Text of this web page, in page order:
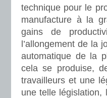
technique pour le
manufacture à la
gains de
l’allongement de la
automatique de la
cela se produise,
travailleurs et une
une telle législation,